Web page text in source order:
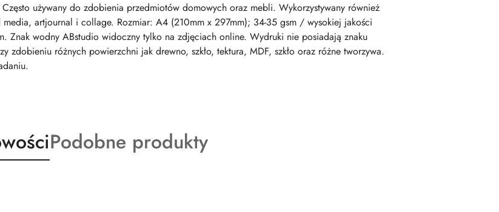
używany do zdobienia przedmiotów domowych oraz mebli. Wykorzystywany również
artjournal i collage. Rozmiar: A4 (210mm x 297mm); 34-35 gsm / wysokiej jakości
Znak wodny ABstudio widoczny tylko na zdjęciach online. Wydruki nie posiadają znaku
zdobieniu różnych powierzchni jak drewno, szkło, tektura, MDF, szkło oraz różne tworzywa.
Produkty
o
Podobne produkty